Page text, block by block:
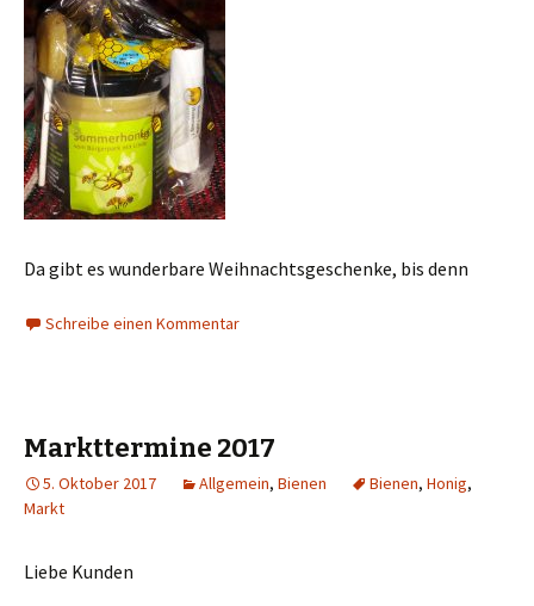
Da gibt es wunderbare Weihnachtsgeschenke, bis denn
Schreibe einen Kommentar
Markttermine 2017
5. Oktober 2017 Allgemein, Bienen Bienen, Honig,
Markt
Liebe Kunden